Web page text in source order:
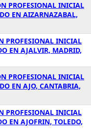
PROFESIONAL INICIAL
EN AIZARNAZABAL,
PROFESIONAL INICIAL
EN AJALVIR, MADRID,
PROFESIONAL INICIAL
EN AJO, CANTABRIA,
PROFESIONAL INICIAL
EN AJOFRIN, TOLEDO,